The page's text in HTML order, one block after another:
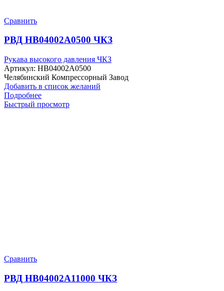
Сравнить
РВД HB04002A0500 ЧКЗ
Рукава высокого давления ЧКЗ
Артикул: HB04002A0500
Челябинский Компрессорный Завод
Добавить в список желаний
Подробнее
Быстрый просмотр
Сравнить
РВД HB04002A11000 ЧКЗ